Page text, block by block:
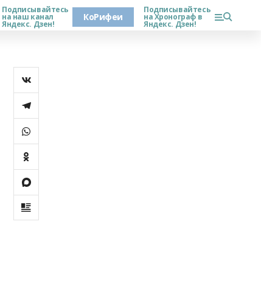
Подписывайтесь
на наш канал
Яндекс. Дзен!
КоРифеи
Подписывайтесь
на Хронограф в
Яндекс. Дзен!